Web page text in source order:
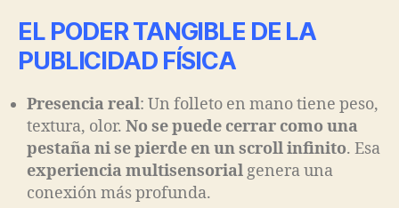
EL PODER TANGIBLE DE LA
PUBLICIDAD FÍSICA
Presencia real: Un folleto en mano tiene peso,
textura, olor. No se puede cerrar como una
pestaña ni se pierde en un scroll infinito. Esa
experiencia multisensorial genera una
conexión más profunda.